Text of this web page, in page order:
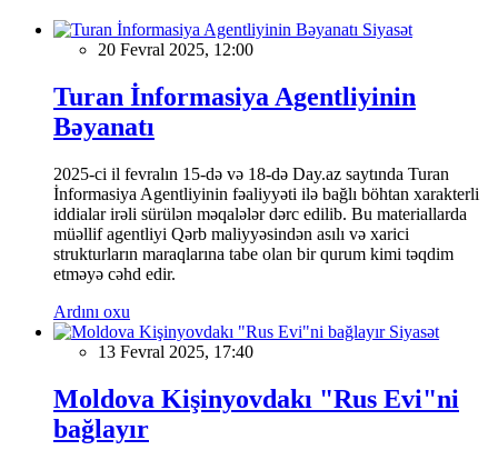
Siyasət
20 Fevral 2025, 12:00
Turan İnformasiya Agentliyinin
Bəyanatı
2025-ci il fevralın 15-də və 18-də Day.az saytında Turan
İnformasiya Agentliyinin fəaliyyəti ilə bağlı böhtan xarakterli
iddialar irəli sürülən məqalələr dərc edilib. Bu materiallarda
müəllif agentliyi Qərb maliyyəsindən asılı və xarici
strukturların maraqlarına tabe olan bir qurum kimi təqdim
etməyə cəhd edir.
Ardını oxu
Siyasət
13 Fevral 2025, 17:40
Moldova Kişinyovdakı "Rus Evi"ni
bağlayır